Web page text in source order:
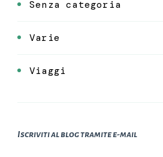
Senza categoria
Varie
Viaggi
Iscriviti al blog tramite e-mail